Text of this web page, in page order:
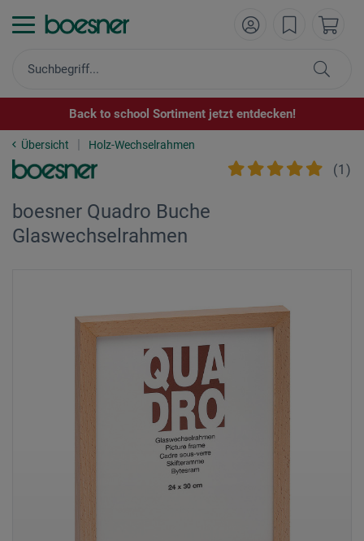
Back to school Sortiment jetzt entdecken!
Übersicht Holz-Wechselrahmen
(1 )
boesner Quadro Buche
Glaswechselrahmen